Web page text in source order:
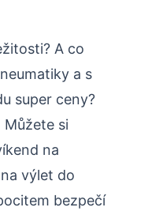
A co
a s
super ceny?
si
na
výlet do
bezpečí